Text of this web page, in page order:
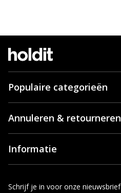
Populaire categorieën
Annuleren & retourneren
Informatie
Schrijf je in voor onze nieuwsbrief